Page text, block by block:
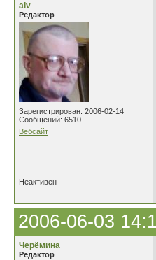
alv
Редактор
Зарегистрирован: 2006-02-14
Сообщений: 6510
Вебсайт
Неактивен
2006-06-03
Черёмина
Редактор